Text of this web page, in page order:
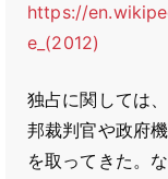
https://
e_(2012)
独占に関しては
邦裁判官や政府
を取ってきた。